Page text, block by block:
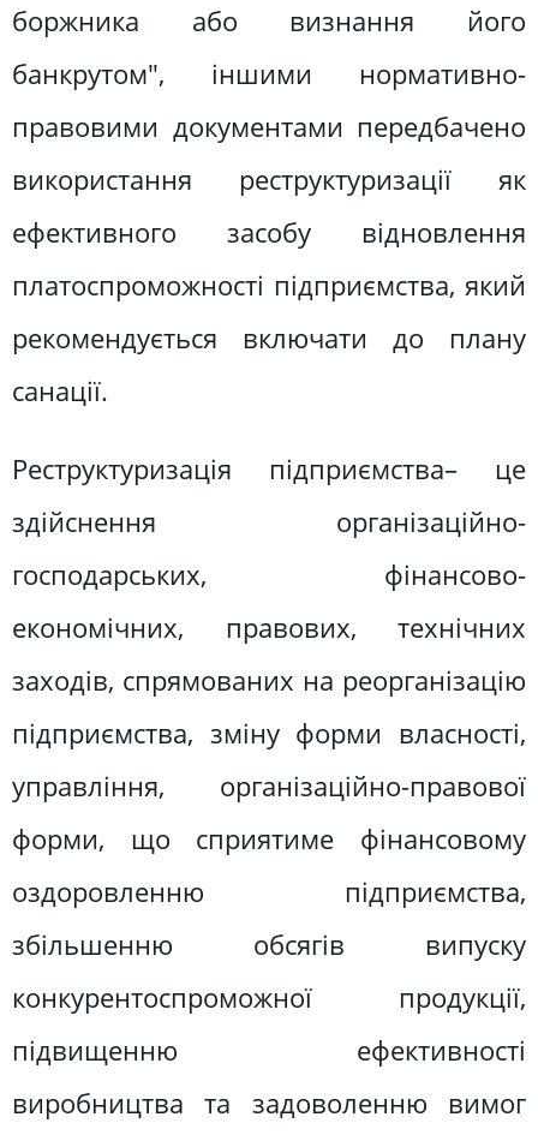
боржника або визнання його
банкрутом", іншими нормативно-
правовими документами передбачено
використання реструктуризації як
ефективного засобу відновлення
платоспроможності підприємства, який
рекомендується включати до плану
санації.
Реструктуризація підприємства– це
здійснення організаційно-
господарських, фінансово-
економічних, правових, технічних
заходів, спрямованих на реорганізацію
підприємства, зміну форми власності,
управління, організаційно-правової
форми, що сприятиме фінансовому
оздоровленню підприємства,
збільшенню обсягів випуску
конкурентоспроможної продукції,
підвищенню ефективності
виробництва та задоволенню вимог